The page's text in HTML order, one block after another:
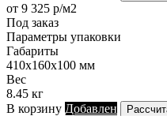
от 9 325 р/м2
Под заказ
Параметры упаковки
Габариты
410х160х100 мм
Вес
8.45 кг
В корзину Добавлен